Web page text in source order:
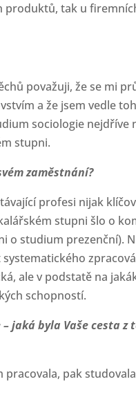
produktů, tak u
považuji, že se mi
a že jsem vedle
sociologie nejdříve
stupni.
zaměstnání?
profesi nijak
stupni šlo o
o studium prezenční).
ale v podstatě na
schopností.
– jaká byla Vaše cesta z
pracovala, pak